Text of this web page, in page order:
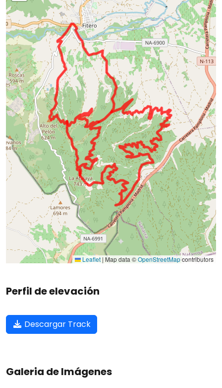
Leaflet | Map data ©OpenStreetMapcontributors
Perfil de elevación
Descargar Track
Galeria de Imágenes